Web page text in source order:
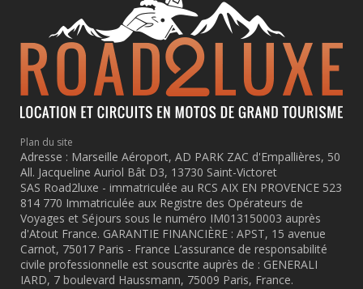
Plan du site
Adresse : Marseille Aéroport, AD PARK ZAC d'Empallières, 50
All. Jacqueline Auriol Bât D3, 13730 Saint-Victoret
SAS Road2luxe - immatriculée au RCS AIX EN PROVENCE 523
814 770 Immatriculée aux Registre des Opérateurs de
Voyages et Séjours sous le numéro IM013150003 auprès
d'Atout France. GARANTIE FINANCIÈRE : APST, 15 avenue
Carnot, 75017 Paris - France L’assurance de responsabilité
civile professionnelle est souscrite auprès de : GENERALI
IARD, 7 boulevard Haussmann, 75009 Paris, France.